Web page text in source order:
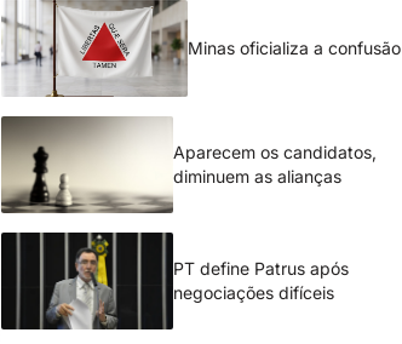
Minas oficializa a confusão
Aparecem os candidatos,
diminuem as alianças
PT define Patrus após
negociações difíceis